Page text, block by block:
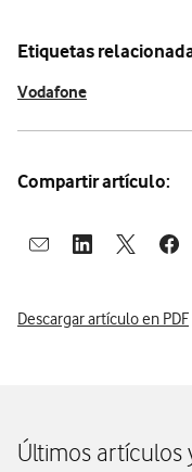
Etiquetas
Vodafone
Compartir artículo:
Abrir ventana para
Abrir ventana
Abrir
Descargar artículo en PDF
Últimos artículos